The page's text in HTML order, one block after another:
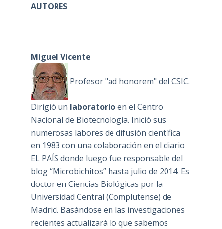
AUTORES
Miguel Vicente
Profesor "ad honorem" del CSIC.
Dirigió un laboratorioen el Centro
Nacional de Biotecnología. Inició sus
numerosas labores de difusión científica
en 1983 con una colaboración en el diario
EL PAÍS donde luego fue responsable del
blog “Microbichitos” hasta julio de 2014. Es
doctor en Ciencias Biológicas por la
Universidad Central (Complutense) de
Madrid. Basándose en las investigaciones
recientes actualizará lo que sabemos